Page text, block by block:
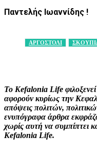
Παντελής Ιωαννίδης !
ΑΡΓΟΣΤΟΛΙ
Το Kefalonia Life
αφορούν κυρίως την
απόψεις πολιτών,
ενυπόγραφα άρθρα
χωρίς αυτή να συμπίπτει
Kefalonia Life.